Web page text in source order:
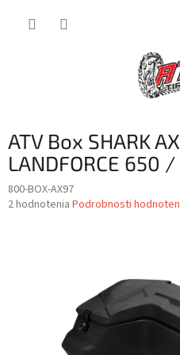
ATV Box SHARK
LANDFORCE 650
800-BOX-AX97
Priemerné
2 hodnotenia Podrobnosti